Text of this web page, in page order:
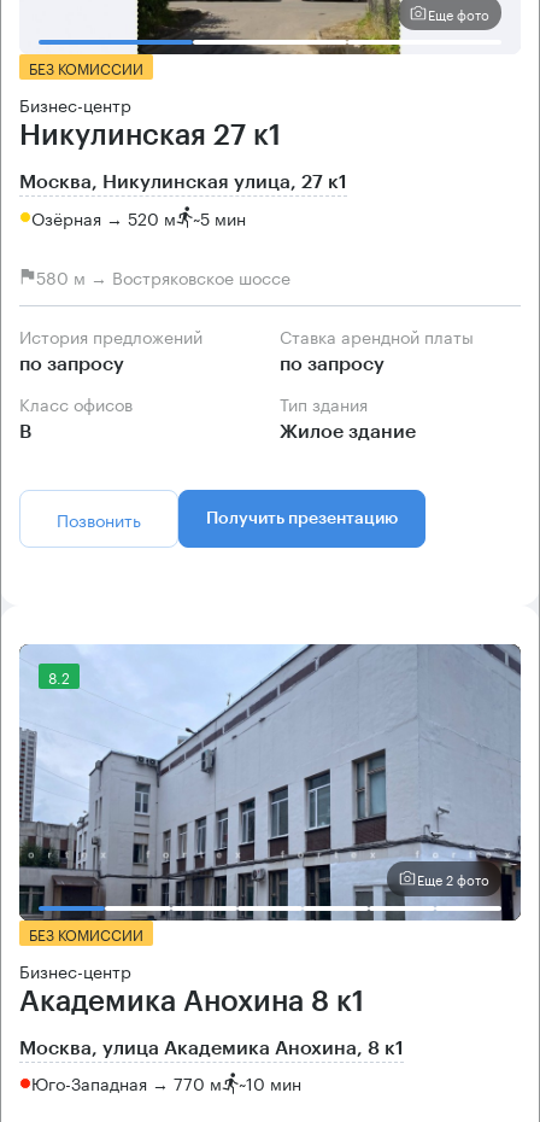
Еще фото
БЕЗ КОМИССИИ
Бизнес-центр
Никулинская 27 к1
Москва, Никулинская улица, 27 к1
Озёрная → 520 м ~5 мин
580 м → Востряковское шоссе
История предложений
по запросу
Ставка арендной платы
по запросу
Класс офисов
B
Тип здания
Жилое здание
Позвонить Получить презентацию
8.2
Еще 2 фото
БЕЗ КОМИССИИ
Бизнес-центр
Академика Анохина 8 к1
Москва, улица Академика Анохина, 8 к1
Юго-Западная → 770 м ~10 мин